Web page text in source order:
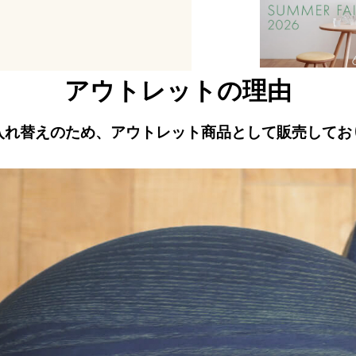
アウトレットの理由
れ替えのため、アウトレット商品として販売してお